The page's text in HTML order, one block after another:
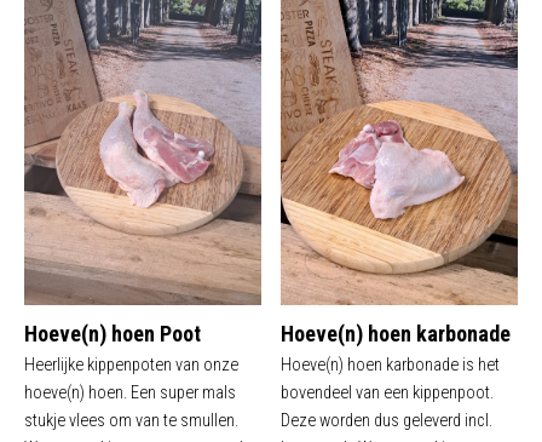
Hoeve(n) hoen Poot
Heerlijke kippenpoten van onze
hoeve(n) hoen. Een super mals
stukje vlees om van te smullen.
Hoeve(n) hoen karbonade
Hoeve(n) hoen karbonade is het
bovendeel van een kippenpoot.
Deze worden dus geleverd incl.